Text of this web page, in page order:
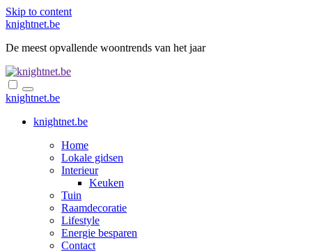
Skip to content
knightnet.be
De meest opvallende woontrends van het jaar
knightnet.be
knightnet.be
Home
Lokale gidsen
Interieur
Keuken
Tuin
Raamdecoratie
Lifestyle
Energie besparen
Contact